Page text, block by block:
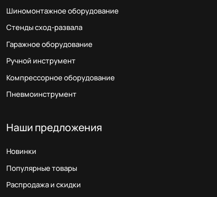
Шиномонтажное оборудование
Стенды сход-развала
Гаражное оборудование
Ручной инструмент
Компрессорное оборудование
Пневмоинструмент
Наши предложения
Новинки
Популярные товары
Распродажа и скидки